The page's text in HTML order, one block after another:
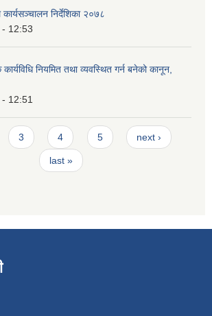
कार्यसञ्चालन निर्देशिका २०७८
12:53
कार्यविधि नियमित तथा व्यवस्थित गर्न बनेको कानून,
12:51
3 4 5 next ›
last »